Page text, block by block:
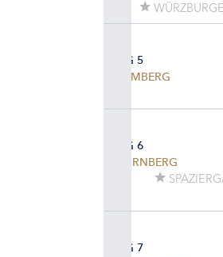
TAG 5
BAMBERG
TAG 6
NÜRNBERG
TAG 7